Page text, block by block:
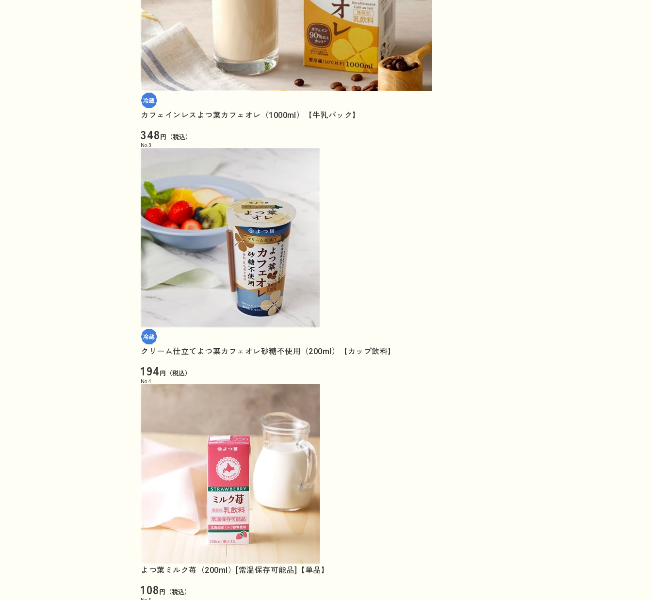
カフェインレスよつ葉カフェオレ（1000ml）【牛乳パック】
348円（税込）
No.3
クリーム仕立てよつ葉カフェオレ砂糖不使用（200ml）【カップ飲料】
194円（税込）
No.4
よつ葉ミルク苺（200ml）[常温保存可能品]【単品】
108円（税込）